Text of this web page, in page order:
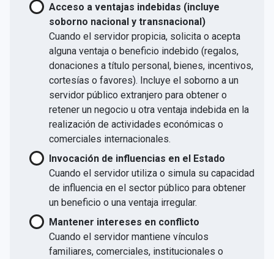
Acceso a ventajas indebidas (incluye
soborno nacional y transnacional)
Cuando el servidor propicia, solicita o acepta
alguna ventaja o beneficio indebido (regalos,
donaciones a título personal, bienes, incentivos,
cortesías o favores). Incluye el soborno a un
servidor público extranjero para obtener o
retener un negocio u otra ventaja indebida en la
realización de actividades económicas o
comerciales internacionales.
Invocación de influencias en el Estado
Cuando el servidor utiliza o simula su capacidad
de influencia en el sector público para obtener
un beneficio o una ventaja irregular.
Mantener intereses en conflicto
Cuando el servidor mantiene vínculos
familiares, comerciales, institucionales o